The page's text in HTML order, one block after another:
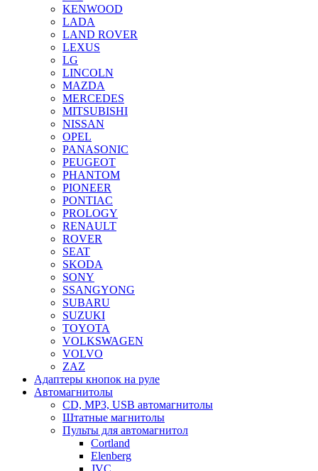
KENWOOD
LADA
LAND ROVER
LEXUS
LG
LINCOLN
MAZDA
MERCEDES
MITSUBISHI
NISSAN
OPEL
PANASONIC
PEUGEOT
PHANTOM
PIONEER
PONTIAC
PROLOGY
RENAULT
ROVER
SEAT
SKODA
SONY
SSANGYONG
SUBARU
SUZUKI
TOYOTA
VOLKSWAGEN
VOLVO
ZAZ
Адаптеры кнопок на руле
Автомагнитолы
CD, MP3, USB автомагнитолы
Штатные магнитолы
Пульты для автомагнитол
Cortland
Elenberg
JVC